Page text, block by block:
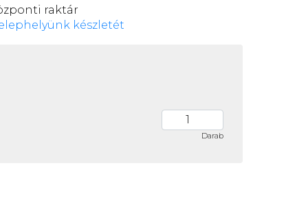
raktár
készletét
Darab